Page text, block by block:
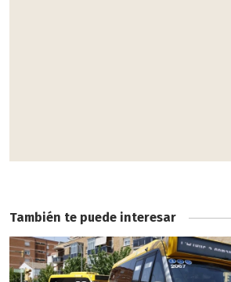
También te puede interesar